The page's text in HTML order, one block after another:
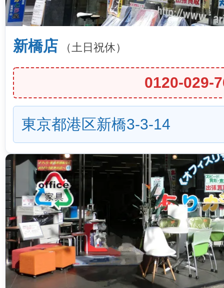
新橋店 （土日祝休）
0120-029-
東京都港区新橋3-3-14